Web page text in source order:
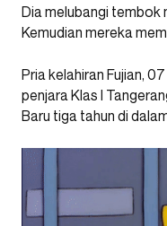
Dia melubangi tembok
Kemudian mereka
Pria kelahiran Fujian,
penjara Klas I
Baru tiga tahun di